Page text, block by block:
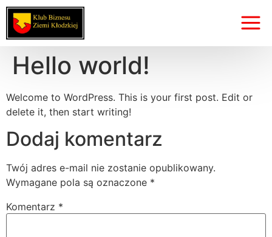
Hello world!
Welcome to WordPress. This is your first post. Edit or
delete it, then start writing!
Dodaj komentarz
Twój adres e-mail nie zostanie opublikowany.
Wymagane pola są oznaczone *
Komentarz *